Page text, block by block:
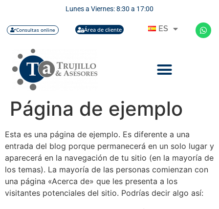
Lunes a Viernes: 8:30 a 17:00
Consultas online Área de cliente ES
Página de ejemplo
Esta es una página de ejemplo. Es diferente a una
entrada del blog porque permanecerá en un solo lugar y
aparecerá en la navegación de tu sitio (en la mayoría de
los temas). La mayoría de las personas comienzan con
una página «Acerca de» que les presenta a los
visitantes potenciales del sitio. Podrías decir algo así: